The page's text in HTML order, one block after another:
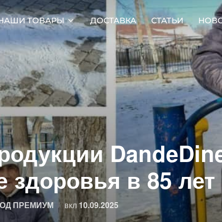
ТОВАРЫ ДОСТАВКА СТАТЬИ
здоровья в 85 лет
ПРЕМИУМ вклОпубликовано
10.09.2025